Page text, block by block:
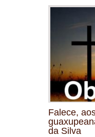
Falece,
da Silva